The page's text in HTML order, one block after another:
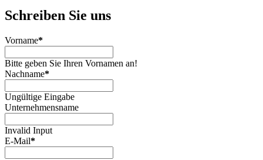
Schreiben Sie uns
Vorname*
Bitte geben Sie Ihren Vornamen an!
Nachname*
Ungültige Eingabe
Unternehmensname
Invalid Input
E-Mail*